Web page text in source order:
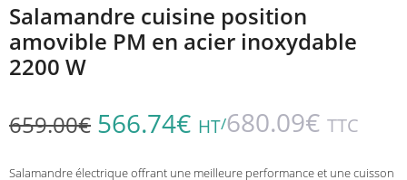
Salamandre cuisine position
amovible PM en acier inoxydable
2200 W
659.00€ 566.74€ HT/680.09€ TTC
Salamandre électrique offrant une meilleure performance et une cuisson